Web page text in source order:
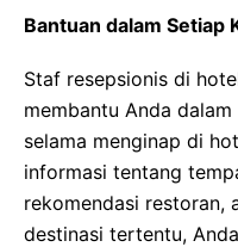
Bantuan dalam Setiap
Staf resepsionis di
membantu Anda
selama menginap di
informasi tentang
rekomendasi restoran,
destinasi tertentu,